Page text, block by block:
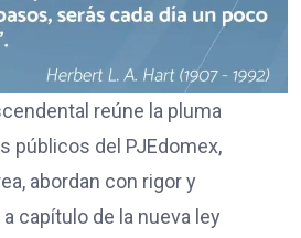
reúne la pluma
públicos del PJEdomex,
abordan con rigor y
capítulo de la nueva ley